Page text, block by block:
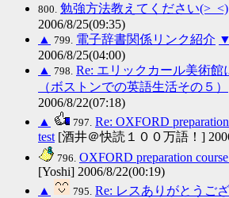
800. 勉強方法教えてください(>_<)
2006/8/25(09:35)
▲ 799. 電子辞書関係リンク紹介 ▼
2006/8/25(04:00)
▲ 798. Re: エリックカール美術館
（ボストンでの英語生活その５）
2006/8/22(07:18)
▲
797. Re: OXFORD
test [酒井＠快読１００万語！]
796. OXFORD preparation
[Yoshi] 2006/8/22(00:19)
▲
795. Re: レスありがとうご